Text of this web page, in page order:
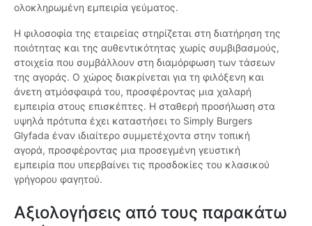
ολοκληρωμένη εμπειρία γεύματος.
Η φιλοσοφία της εταιρείας στηρίζεται στη διατήρηση της
ποιότητας και της αυθεντικότητας χωρίς συμβιβασμούς,
στοιχεία που συμβάλλουν στη διαμόρφωση των τάσεων
της αγοράς. Ο χώρος διακρίνεται για τη φιλόξενη και
άνετη ατμόσφαιρά του, προσφέροντας μια χαλαρή
εμπειρία στους επισκέπτες. Η σταθερή προσήλωση στα
υψηλά πρότυπα έχει καταστήσει το Simply Burgers
Glyfada έναν ιδιαίτερο συμμετέχοντα στην τοπική
αγορά, προσφέροντας μια προσεγμένη γευστική
εμπειρία που υπερβαίνει τις προσδοκίες του κλασικού
γρήγορου φαγητού.
Αξιολογήσεις από τους παρακάτω